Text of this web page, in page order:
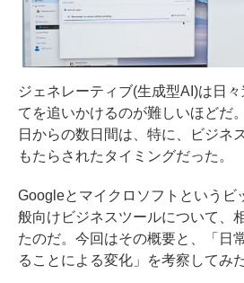
ジェネレーティブ(生成型AI)は日
てを追いかけるのが難しいほどだ
日からの数日間は、特に、ビジネ
もたらされたタイミングだった。
Googleとマイクロソフトというビ
般向けビジネスツールについて、
たのだ。今回はその概要と、「日
ることによる変化」を考察してみた